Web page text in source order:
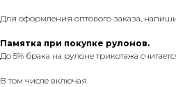
Для оформления оптового заказа,
Памятка при покупке рулонов.
До 5% брака на рулоне трикотажа
В том числе включая